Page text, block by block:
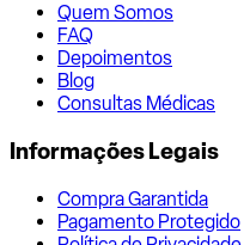
Quem Somos
FAQ
Depoimentos
Blog
Consultas Médicas
Informações Legais
Compra Garantida
Pagamento Protegido